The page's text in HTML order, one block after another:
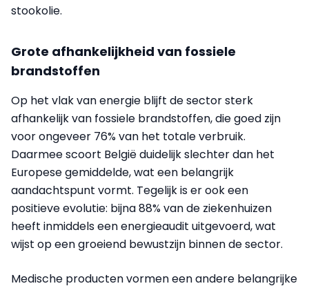
stookolie.
Grote afhankelijkheid van fossiele
brandstoffen
Op het vlak van energie blijft de sector sterk
afhankelijk van fossiele brandstoffen, die goed zijn
voor ongeveer 76% van het totale verbruik.
Daarmee scoort België duidelijk slechter dan het
Europese gemiddelde, wat een belangrijk
aandachtspunt vormt. Tegelijk is er ook een
positieve evolutie: bijna 88% van de ziekenhuizen
heeft inmiddels een energieaudit uitgevoerd, wat
wijst op een groeiend bewustzijn binnen de sector.
Medische producten vormen een andere belangrijke